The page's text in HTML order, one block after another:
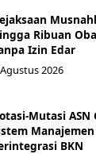
Ribuan
Izin Edar
2026
Mutasi ASN
BKN